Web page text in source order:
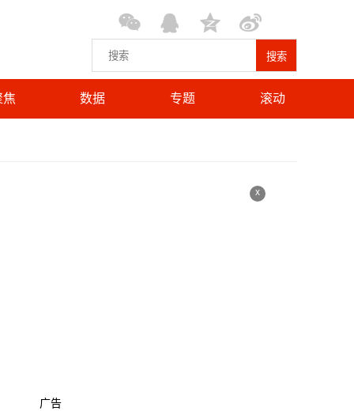
搜索
焦 数据 专题 滚动
x
广告